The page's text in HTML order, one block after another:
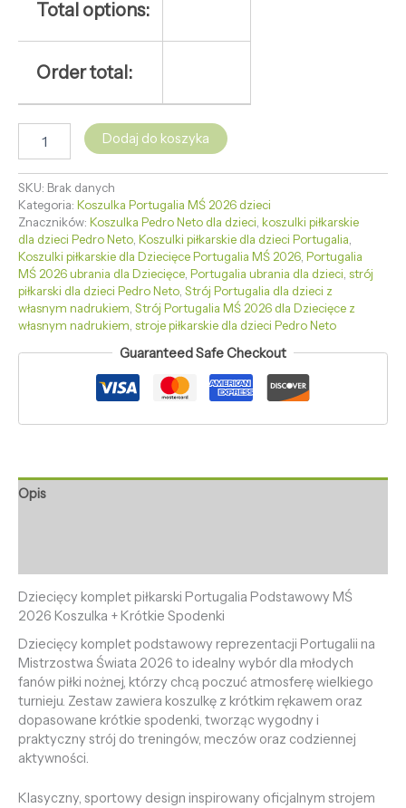
Total options:
Order total:
Dodaj do koszyka
SKU: Brak danych
Kategoria: Koszulka Portugalia MŚ 2026 dzieci
Znaczników: Koszulka Pedro Neto dla dzieci, koszulki piłkarskie
dla dzieci Pedro Neto, Koszulki piłkarskie dla dzieci Portugalia,
Koszulki piłkarskie dla Dziecięce Portugalia MŚ 2026, Portugalia
MŚ 2026 ubrania dla Dziecięce, Portugalia ubrania dla dzieci, strój
piłkarski dla dzieci Pedro Neto, Strój Portugalia dla dzieci z
własnym nadrukiem, Strój Portugalia MŚ 2026 dla Dziecięce z
własnym nadrukiem, stroje piłkarskie dla dzieci Pedro Neto
Guaranteed Safe Checkout
Opis
Dziecięcy komplet piłkarski Portugalia Podstawowy MŚ
2026 Koszulka + Krótkie Spodenki
Dziecięcy komplet podstawowy reprezentacji Portugalii na
Mistrzostwa Świata 2026 to idealny wybór dla młodych
fanów piłki nożnej, którzy chcą poczuć atmosferę wielkiego
turnieju. Zestaw zawiera koszulkę z krótkim rękawem oraz
dopasowane krótkie spodenki, tworząc wygodny i
praktyczny strój do treningów, meczów oraz codziennej
aktywności.
Klasyczny, sportowy design inspirowany oficjalnym strojem